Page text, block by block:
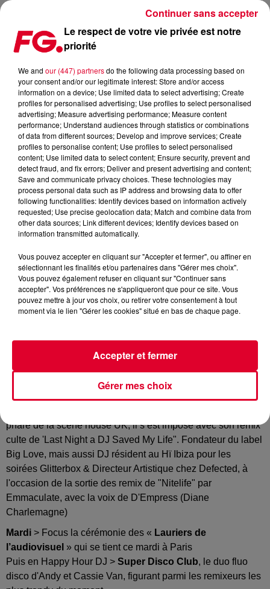
LES INVITÉS DE LA SEMAINE DE L'HAPPY HOUR FG !
Publié : 8 février 2026 à 23h59
Crédit :
Voici les invités de la semaine du 09 février
FG Comedy Clubpoursuit sa découverte des
talents de l’humour avec
phare de la scène house UK, il s’est imposé avec son remix
culte de 'Last Night a DJ Saved My Life". Fondateur du label
Big Love, mais aussi DJ résident au Hï Ibiza pour les
soirées Glitterbox & Directeur Artistique chez Defected, à
l'occasion de la sortie des remix de "Nitelife" par
Emmaculate, avec la voix de D'Empress (Diane
Charlemagne)
Mardi > Focus la cérémonie des « Lauriers de
l’audiovisuel » qui se tient ce mardi à Paris
Puis en Happy Hour DJ > Super Disco Club, le duo fluo
disco d'Andy et Cassie Van, figurant parmi les remixeurs les
Le respect de votre vie privée est notre
priorité
We and our (447) partnersdo the following data processing based on
your consent and/or our legitimate interest: Store and/or access
information on a device; Use limited data to select advertising; Create
profiles for personalised advertising; Use profiles to select personalised
advertising; Measure advertising performance; Measure content
performance; Understand audiences through statistics or combinations
of data from different sources; Develop and improve services; Create
profiles to personalise content; Use profiles to select personalised
content; Use limited data to select content; Ensure security, prevent and
detect fraud, and fix errors; Deliver and present advertising and content;
Save and communicate privacy choices. These technologies may
process personal data such as IP address and browsing data to offer
following functionalities: Identify devices based on information actively
requested; Use precise geolocation data; Match and combine data from
other data sources; Link different devices; Identify devices based on
information transmitted automatically.
Vous pouvez accepter en cliquant sur "Accepter et fermer", ou affiner en
sélectionnant les finalités et/ou partenaires dans "Gérer mes choix".
Vous pouvez également refuser en cliquant sur "Continuer sans
accepter". Vos préférences ne s'appliqueront que pour ce site. Vous
pouvez mettre à jour vos choix, ou retirer votre consentement à tout
moment via le lien "Gérer les cookies" situé en bas de chaque page.
Gérer mes choix
Accepter et fermer
Continuer sans accepter